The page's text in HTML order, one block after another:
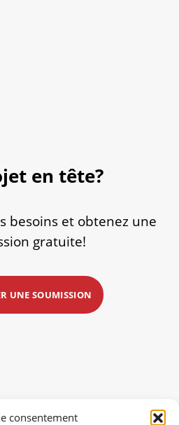
consentement
en tête?
besoins et obtenez une
gratuite!
UNE SOUMISSION